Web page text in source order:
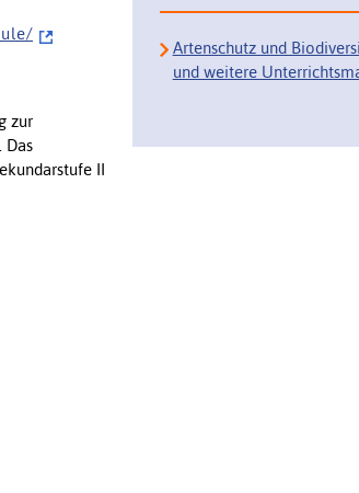
u l e /
zur
Das
II
Artenschutz und
und weitere